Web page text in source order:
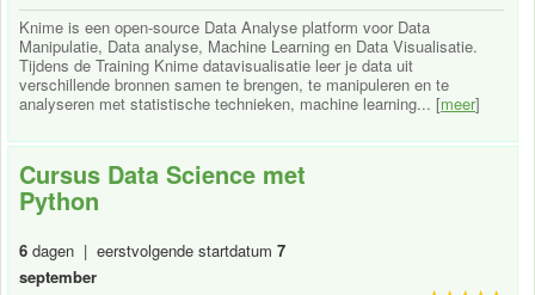
Knime is een open-source Data Analyse platform voor Data
Manipulatie, Data analyse, Machine Learning en Data Visualisatie.
Tijdens de Training Knime datavisualisatie leer je data uit
verschillende bronnen samen te brengen, te manipuleren en te
analyseren met statistische technieken, machine learning... [meer]
Cursus Data Science met
Python
6 dagen | eerstvolgende startdatum 7
september